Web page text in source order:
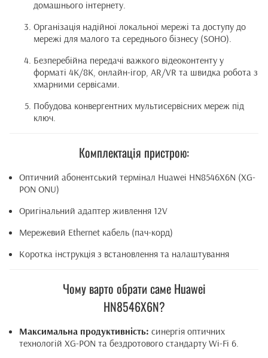
домашнього інтернету.
Організація надійної локальної мережі та доступу до
мережі для малого та середнього бізнесу (SOHO).
Безперебійна передачі важкого відеоконтенту у
форматі 4K/8K, онлайн-ігор, AR/VR та швидка робота з
хмарними сервісами.
Побудова конвергентних мультисервісних мереж під
ключ.
Комплектація пристрою:
Оптичний абонентський термінал Huawei HN8546X6N (XG-
PON ONU)
Оригінальний адаптер живлення 12V
Мережевий Ethernet кабель (пач-корд)
Коротка інструкція з встановлення та налаштування
Чому варто обрати саме Huawei
HN8546X6N?
Максимальна продуктивність: синергія оптичних
технологій XG-PON та бездротового стандарту Wi-Fi 6.